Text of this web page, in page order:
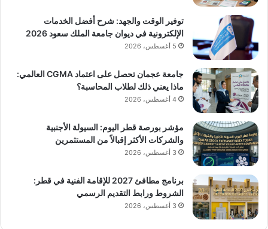
توفير الوقت والجهد: شرح أفضل الخدمات
الإلكترونية في ديوان جامعة الملك سعود 2026
5 أغسطس، 2026
جامعة عجمان تحصل على اعتماد CGMA العالمي:
ماذا يعني ذلك لطلاب المحاسبة؟
4 أغسطس، 2026
مؤشر بورصة قطر اليوم: السيولة الأجنبية
والشركات الأكثر إقبالاً من المستثمرين
3 أغسطس، 2026
برنامج مطافئ 2027 للإقامة الفنية في قطر:
الشروط ورابط التقديم الرسمي
3 أغسطس، 2026